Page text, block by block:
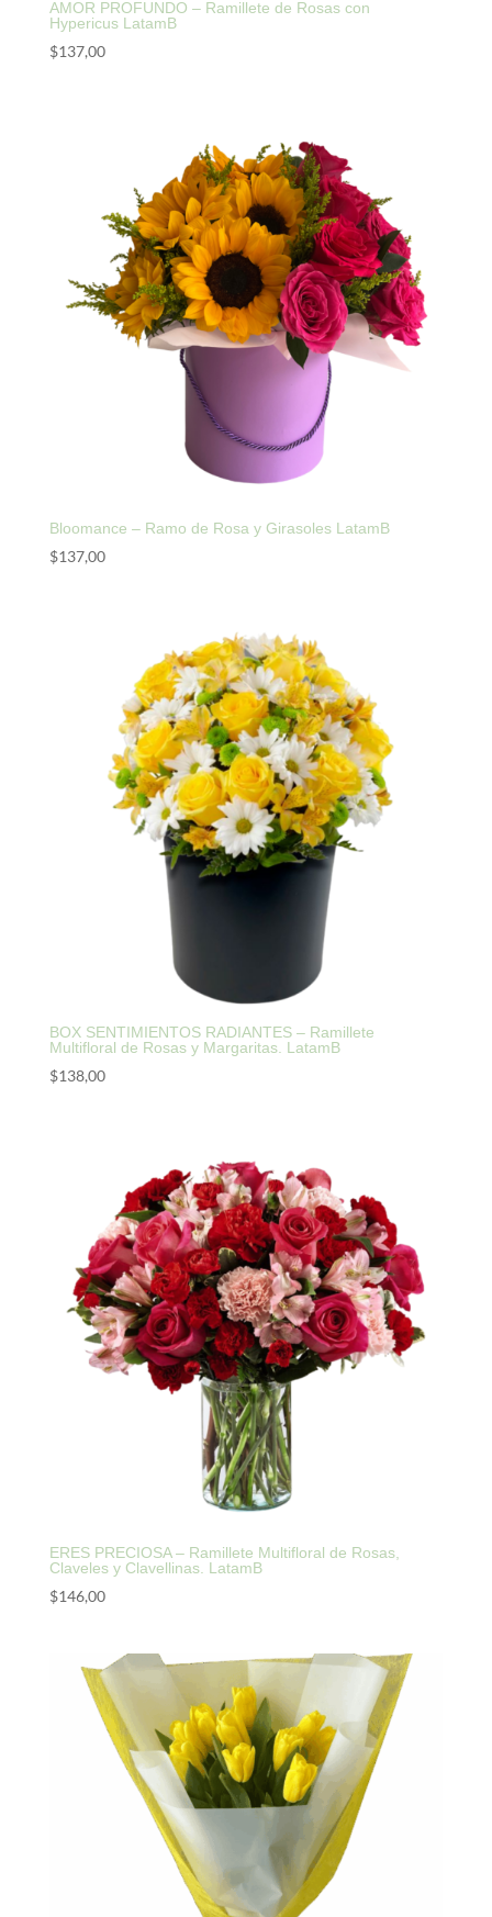
AMOR PROFUNDO – Ramillete de Rosas con
Hypericus LatamB
$137,00
Bloomance – Ramo de Rosa y Girasoles LatamB
$137,00
BOX SENTIMIENTOS RADIANTES – Ramillete
Multifloral de Rosas y Margaritas. LatamB
$138,00
ERES PRECIOSA – Ramillete Multifloral de Rosas,
Claveles y Clavellinas. LatamB
$146,00